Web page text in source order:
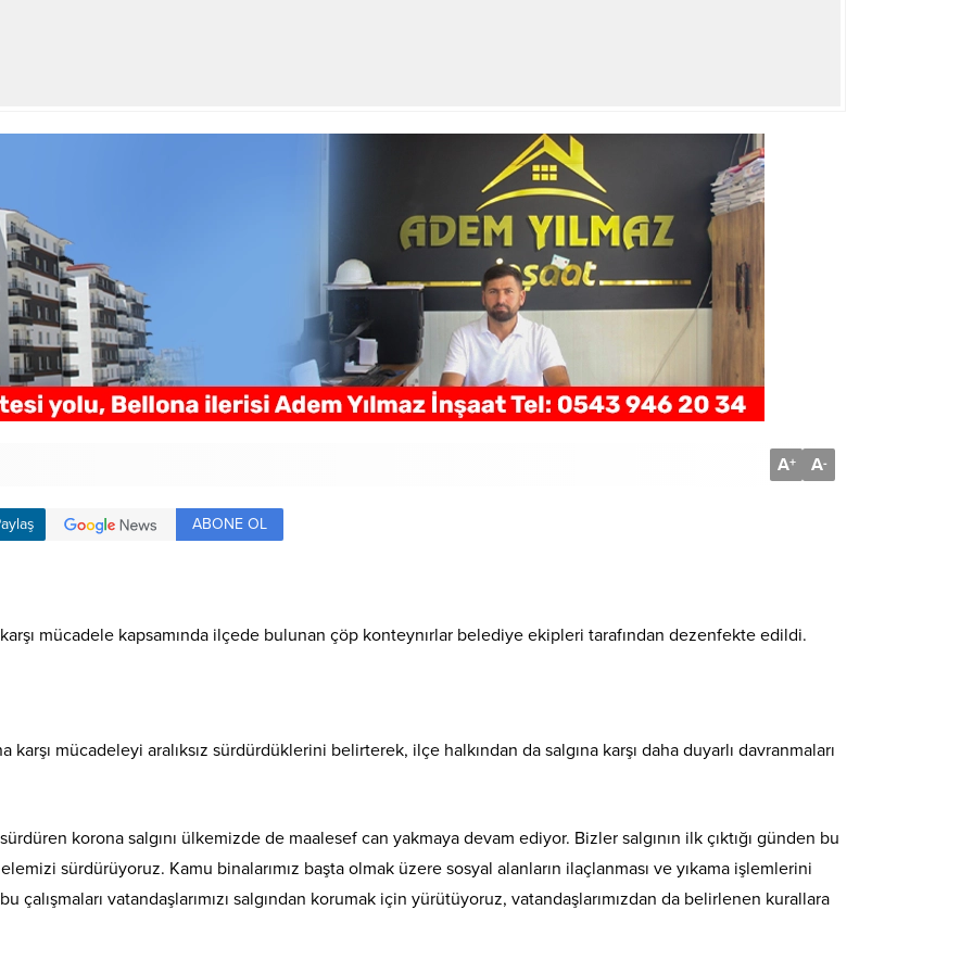
A+ A-
ABONE OL
karşı mücadele kapsamında ilçede bulunan çöp konteynırlar belediye ekipleri tarafından dezenfekte edildi.
karşı mücadeleyi aralıksız sürdürdüklerini belirterek, ilçe halkından da salgına karşı daha duyarlı davranmaları
korona salgını ülkemizde de maalesef can yakmaya devam ediyor. Bizler salgının ilk çıktığı günden bu
sürdürüyoruz. Kamu binalarımız başta olmak üzere sosyal alanların ilaçlanması ve yıkama işlemlerini
vatandaşlarımızı salgından korumak için yürütüyoruz, vatandaşlarımızdan da belirlenen kurallara